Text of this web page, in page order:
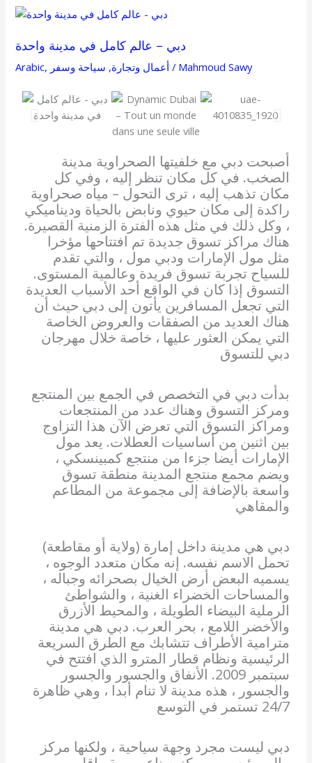
دبي – عالم كامل في مدينة واحدة
Arabic, أعمال وتجارة, سياحة وسفر / Mahmoud Sawy
أصبحت دبي مع خلفيتها الصحراوية مدينة
الصخب. في كل مكان تنظر إليه ، وفي كل
مكان تذهب إليه ، ترى التحول – مياه صحراوية
راكدة إلى مكان حيوي ونابض بالحياة وديناميكي
، وكل ذلك في مثل هذه الفترة الزمنية القصيرة.
هناك مراكز تسوق جديدة تم افتتاحها مؤخرا
مثل مول الإمارات ودبي مول ، والتي تقدم
للسياح تجربة تسوق فريدة وعالمية المستوى.
التسوق إذا كان في الواقع أحد الأسباب العديدة
التي تجعل المسافرين يأتون إلى دبي حيث أن
هناك العديد من الصفقات والعروض الخاصة
التي يمكن العثور عليها ، خاصة خلال مهرجان
دبي للتسوق
بدأت دبي في التخصص في الجمع بين المنتجع
ومركز التسوق وهناك عدد من المنتجعات
ومراكز التسوق التي تعرض الآن هذا التزاوج
بين اثنين من أساسيات العطلات. يعد مول
الإمارات أيضا جزءا من منتجع كمبينسكي ،
ويضم مجمع منتجع المدينة منطقة تسوق
واسعة بالإضافة إلى مجموعة من المطاعم
والمقاهي
دبي هي مدينة داخل إمارة (ولاية أو مقاطعة)
تحمل الاسم نفسه. إنه مكان متعدد الوجوه ،
يسميه البعض أرض الخيال بصحرائه وجباله ،
والمساحات الخضراء الغنية ، والشواطئ
الرملية البيضاء الطويلة ، والمحيط الأزرق
والأخضر اللامع ، بحر العرب. دبي هي مدينة
مترامية الأطراف تتشابك مع الطرق السريعة
الرئيسية ونظام قطار المترو الذي افتتح في
سبتمبر 2009. الأنفاق والجسور والجسور
والجسور ، هذه مدينة لا تنام أبدا ، وهي ظاهرة
24/7 تستمر في التوسع
دبي ليست مجرد وجهة سياحية ، ولكنها مركز
دبي
عالم
كامل
مدينة
واحدة